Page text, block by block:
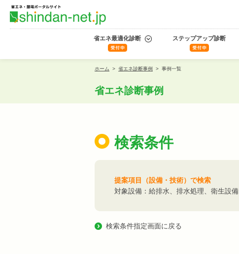
省エネ最適化診断 ステップアップ診断
ホーム > 省エネ診断事例 > 事例一覧
省エネ診断事例
検索条件
提案項目（設備・技術）で検索
対象設備：給排水、排水処理、衛生設備
検索条件指定画面に戻る